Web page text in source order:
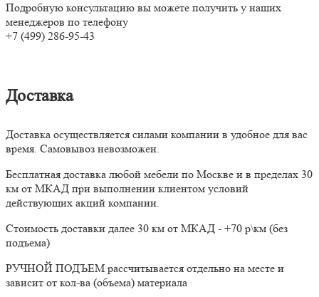
Подробную консультацию вы можете получить у наших
менеджеров по телефону
+7 (499) 286-95-43
Доставка
Доставка осуществляется силами компании в удобное для вас
время. Самовывоз невозможен.
Бесплатная доставка любой мебели по Москве и в пределах 30
км от МКАД при выполнении клиентом условий
действующих акций компании.
Стоимость доставки далее 30 км от МКАД - +70 р\км (без
подъема)
РУЧНОЙ ПОДЪЕМ рассчитывается отдельно на месте и
зависит от кол-ва (объема) материала